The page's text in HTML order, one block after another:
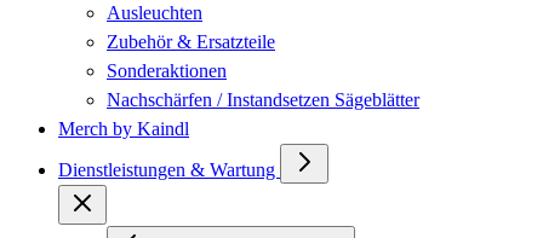
Ausleuchten
Zubehör & Ersatzteile
Sonderaktionen
Nachschärfen / Instandsetzen Sägeblätter
Merch by Kaindl
Dienstleistungen & Wartung